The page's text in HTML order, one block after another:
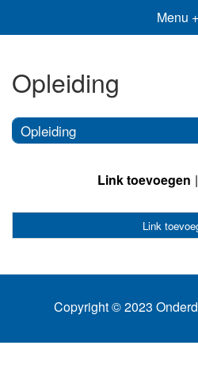
Menu +
Opleiding
Opleiding
Link toevoegen
Link
Copyright © 2023